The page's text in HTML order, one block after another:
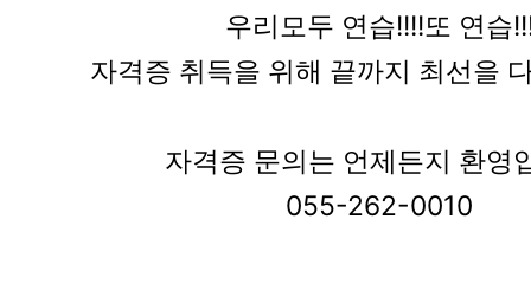
우리모두 연습!!!!또 연습
자격증 취득을 위해 끝까지 최선을
자격증 문의는 언제든지 환영
055-262-0010